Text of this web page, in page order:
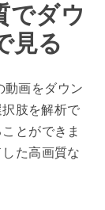
でダウ
見る
動画をダウン
肢を解析で
とができま
た高画質な